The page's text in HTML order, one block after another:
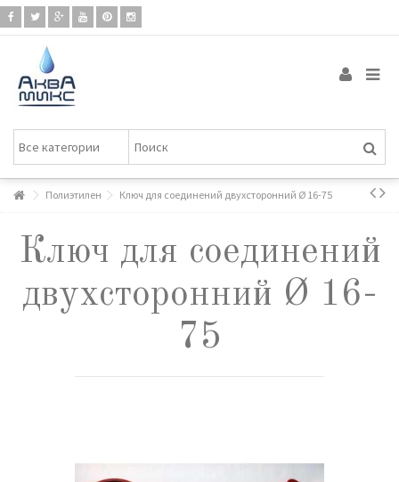
Полиэтилен Ключ для соединений двухсторонний Ø 16-75
Ключ для соединений
двухсторонний Ø 16-
75